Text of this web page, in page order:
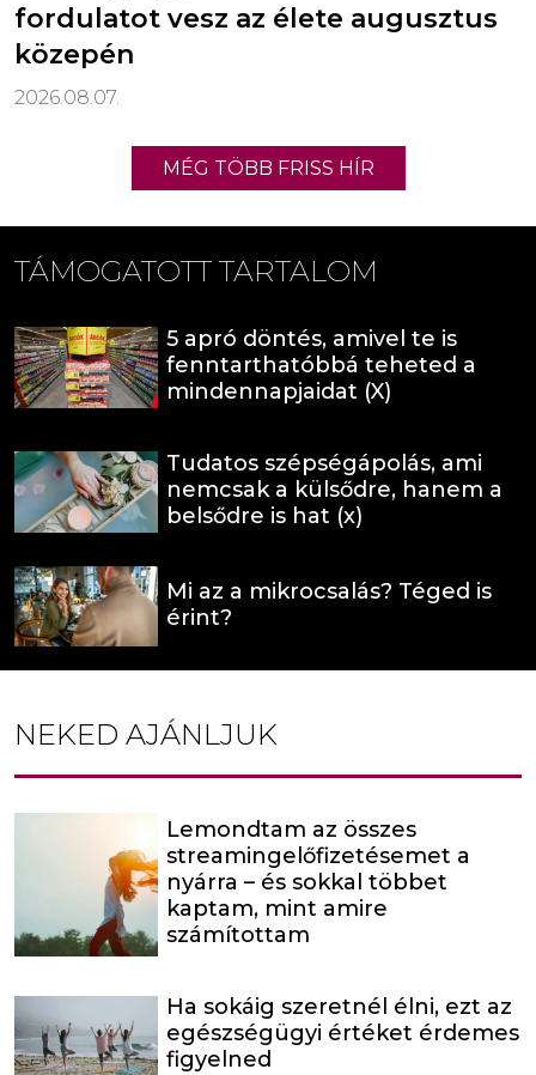
fordulatot vesz az élete augusztus
közepén
2026.08.07.
MÉG TÖBB FRISS HÍR
TÁMOGATOTT TARTALOM
5 apró döntés, amivel te is
fenntarthatóbbá teheted a
mindennapjaidat (X)
Tudatos szépségápolás, ami
nemcsak a külsődre, hanem a
belsődre is hat (x)
Mi az a mikrocsalás? Téged is
érint?
NEKED AJÁNLJUK
Lemondtam az összes
streamingelőfizetésemet a
nyárra – és sokkal többet
kaptam, mint amire
számítottam
Ha sokáig szeretnél élni, ezt az
egészségügyi értéket érdemes
figyelned